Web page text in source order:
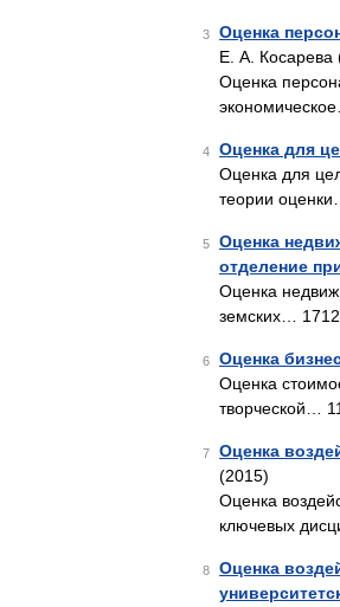
3 Оценка
Е. А. Косарева
Оценка
4 Оценка для
Оценка для
теории
5
Оценка
отделение
Оценка
земских…
6 Оценка
Оценка
творческой…
7 Оценка
(2015)
Оценка
ключевых
8
Оценка